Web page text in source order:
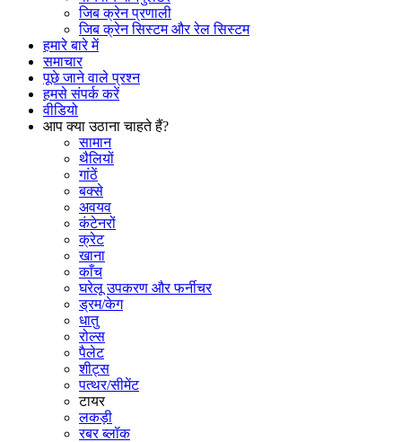
जिब क्रेन प्रणाली
जिब क्रेन सिस्टम और रेल सिस्टम
हमारे बारे में
समाचार
पूछे जाने वाले प्रश्न
हमसे संपर्क करें
वीडियो
आप क्या उठाना चाहते हैं?
सामान
थैलियों
गांठें
बक्से
अवयव
कंटेनरों
क्रेट
खाना
काँच
घरेलू उपकरण और फर्नीचर
ड्रम/केग
धातु
रोल्स
पैलेट
शीट्स
पत्थर/सीमेंट
टायर
लकड़ी
रबर ब्लॉक